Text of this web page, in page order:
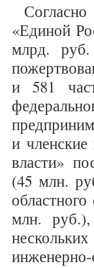
«Единой
млрд.
и 581
и
власти»
(45 млн.
млн.
инженерно-